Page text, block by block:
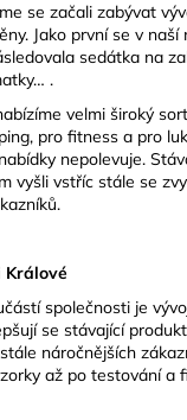
se začali zabývat
Jako první se v naší
sedátka na
.
velmi široký
pro fitness a pro
nepolevuje.
vyšli vstříc stále se
Králové
společnosti je
se stávající
náročnějších
až po testování a